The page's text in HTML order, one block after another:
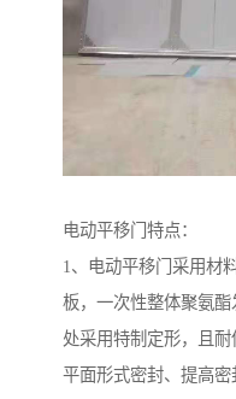
电动平移门特点：
1、电动平移门采用材
板，一次性整体聚氨
处采用特制定形，且
平面形式密封、提高